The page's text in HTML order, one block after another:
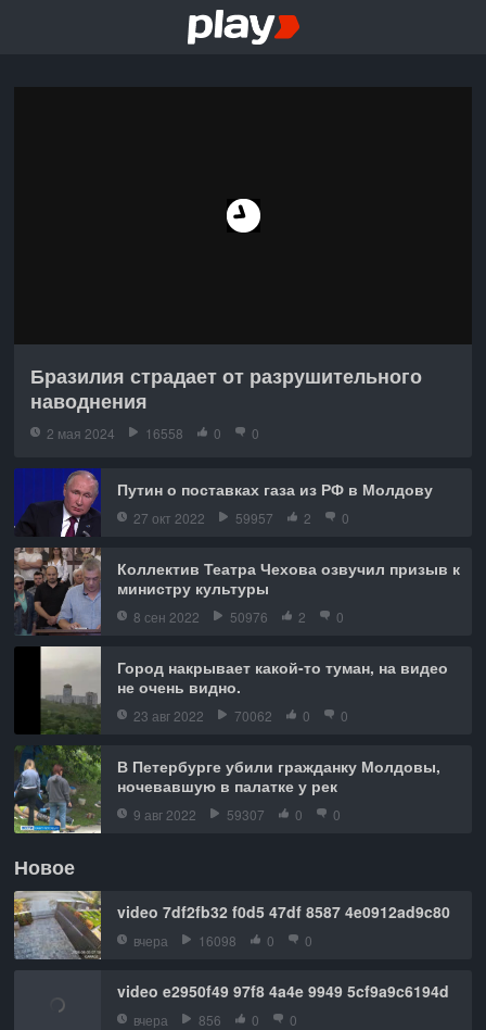
Бразилия страдает от разрушительного
наводнения
2 мая 2024 16558 0 0
Путин о поставках газа из РФ в Молдову
27 окт 2022 59957 2 0
Коллектив Театра Чехова озвучил призыв к
министру культуры
8 сен 2022 50976 2 0
Город накрывает какой-то туман, на видео
не очень видно.
23 авг 2022 70062 0 0
В Петербурге убили гражданку Молдовы,
ночевавшую в палатке у рек
9 авг 2022 59307 0 0
Новое
video 7df2fb32 f0d5 47df 8587 4e0912ad9c80
вчера 16098 0 0
video e2950f49 97f8 4a4e 9949 5cf9a9c6194d
вчера 856 0 0